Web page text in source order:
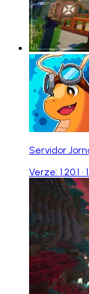
Servidor
Verze: 1.20.1 ·